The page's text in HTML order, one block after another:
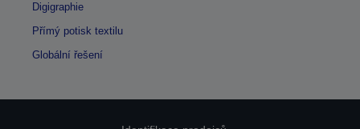
Digigraphie
Přímý potisk textilu
Globální řešení